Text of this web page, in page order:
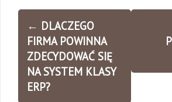
Zobacz
wpisy
← DLACZEGO
FIRMA POWINNA
ZDECYDOWAĆ SIĘ
NA SYSTEM KLASY
ERP?